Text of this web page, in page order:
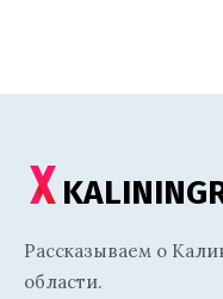
Рассказываем о
области.